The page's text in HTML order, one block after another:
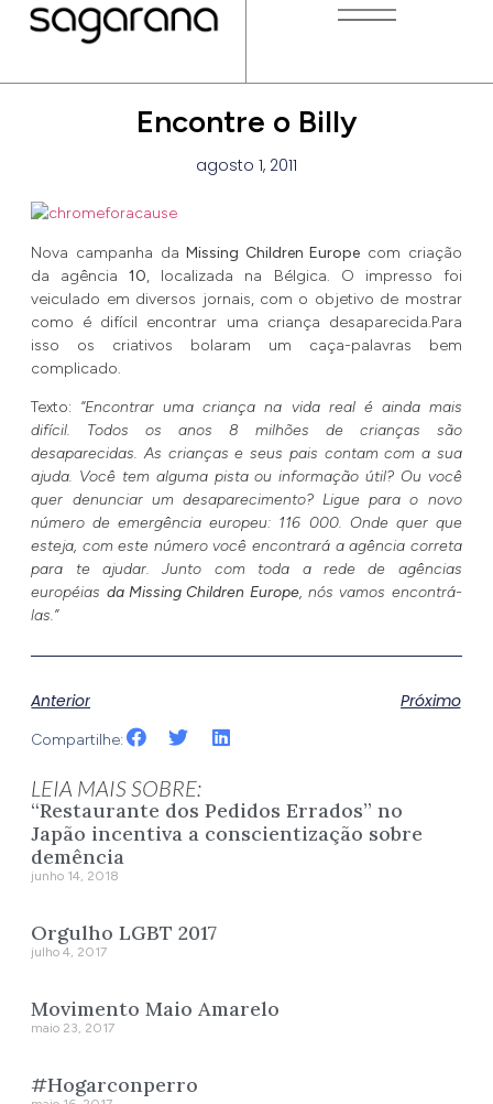
Encontre o Billy
agosto 1, 2011
Nova campanha daMissing Children Europe com criação
da agência10, localizada na Bélgica. O impresso foi
veiculado em diversos jornais, com o objetivo de mostrar
como é difícil encontrar uma criança desaparecida.Para
isso os criativos bolaram um caça-palavras bem
complicado.
Texto: “Encontrar uma criança na vida real é ainda mais
difícil. Todos os anos 8 milhões de crianças são
desaparecidas. As crianças e seus pais contam com a sua
ajuda. Você tem alguma pista ou informação útil? Ou você
quer denunciar um desaparecimento? Ligue para o novo
número de emergência europeu: 116 000. Onde quer que
esteja, com este número você encontrará a agência correta
para te ajudar. Junto com toda a rede de agências
européias da Missing Children Europe, nós vamos encontrá-
las.”
Anterior Próximo
Compartilhe:
LEIA MAIS SOBRE:
“Restaurante dos Pedidos Errados” no
Japão incentiva a conscientização sobre
demência
junho 14, 2018
Orgulho LGBT 2017
julho 4, 2017
Movimento Maio Amarelo
maio 23, 2017
#Hogarconperro